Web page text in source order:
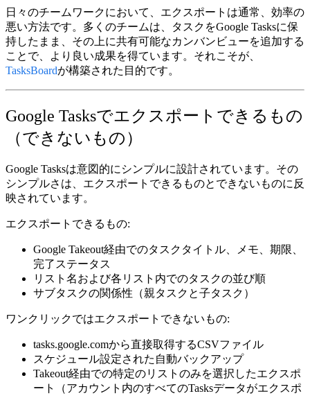
日々のチームワークにおいて、エクスポートは通常、効率の
悪い方法です。多くのチームは、タスクをGoogle Tasksに保
持したまま、その上に共有可能なカンバンビューを追加する
ことで、より良い成果を得ています。それこそが、
TasksBoardが構築された目的です。
Google Tasksでエクスポートできるもの
（できないもの）
Google Tasksは意図的にシンプルに設計されています。その
シンプルさは、エクスポートできるものとできないものに反
映されています。
エクスポートできるもの:
Google Takeout経由でのタスクタイトル、メモ、期限、
完了ステータス
リスト名および各リスト内でのタスクの並び順
サブタスクの関係性（親タスクと子タスク）
ワンクリックではエクスポートできないもの:
tasks.google.comから直接取得するCSVファイル
スケジュール設定された自動バックアップ
Takeout経由での特定のリストのみを選択したエクスポ
ート（アカウント内のすべてのTasksデータがエクスポ